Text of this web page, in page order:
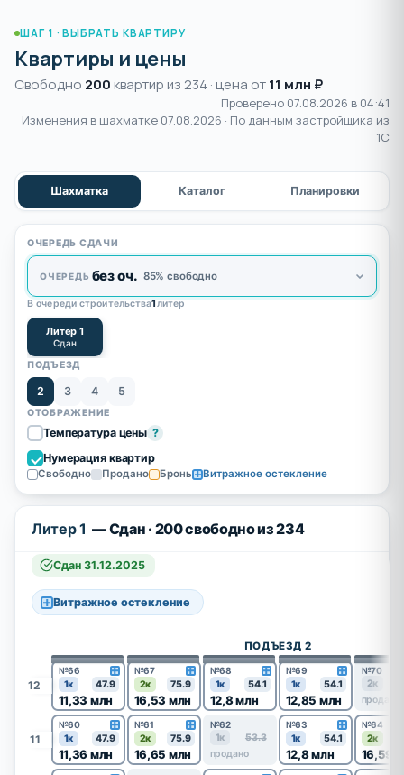
ШАГ 1 · ВЫБРАТЬ КВАРТИРУ
Квартиры и цены
Свободно 200квартир из 234 · цена от11 млн ₽
Проверено 07.08.2026 в 04:41
Изменения в шахматке 07.08.2026 · По данным застройщика из
1С
Шахматка Каталог Планировки
Литер 1 — Сдан · 200 свободно из 234
Сдан 31.12.2025
Витражное остекление
ПОДЪЕЗД 2
12
№66
1к 47.9
11,33 млн
№67
2к 75.9
16,53 млн
№68
1к 54.1
12,8 млн
№69
1к 54.1
12,85 млн
№70
2к
продано
11
№60
1к 47.9
11,36 млн
№61
2к 75.9
16,65 млн
№62
1к
53.3
продано
№63
1к 54.1
12,8 млн
№64
2к
16,59
ОЧЕРЕДЬ СДАЧИ
ОЧЕРЕДЬ без оч. 85% свободно
В очереди строительства1литер
Литер 1
Сдан
ПОДЪЕЗД
2 3 4 5
ОТОБРАЖЕНИЕ
Температура цены ?
Нумерация квартир
Свободно Продано Бронь Витражное остекление